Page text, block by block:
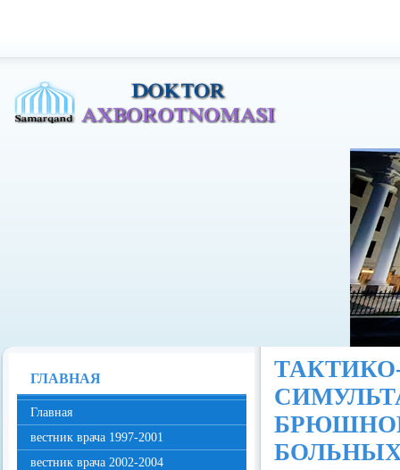
ГЛАВНАЯ
Главная
вестник врача 1997-2001
вестник врача 2002-2004